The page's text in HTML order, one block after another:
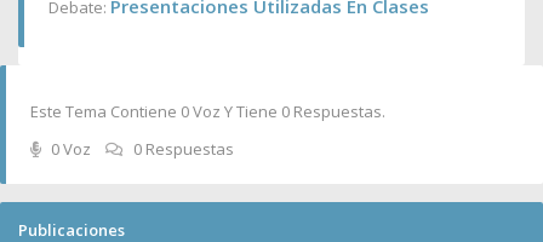
Debate: Presentaciones Utilizadas En Clases
Este Tema Contiene 0 Voz Y Tiene 0 Respuestas.
0 Voz
0 Respuestas
Publicaciones